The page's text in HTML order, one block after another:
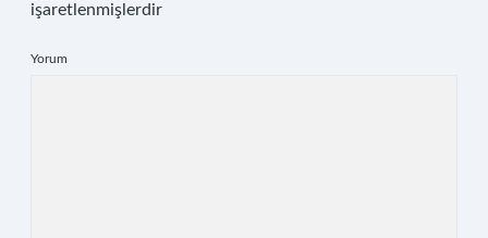
işaretlenmişlerdir
Yorum